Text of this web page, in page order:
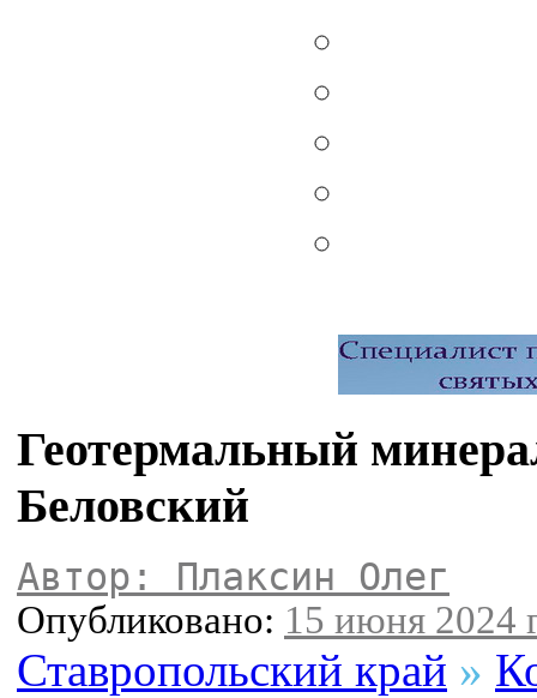
Геотермальный
Беловский
Автор: Плаксин Олег
Опубликовано: 15 июня 2024
Ставропольский край »